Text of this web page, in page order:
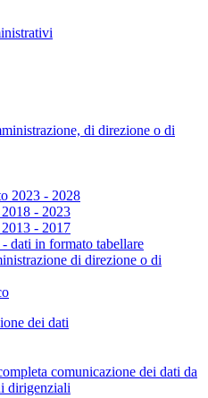
di direzione o di
2023 - 2028
- 2023
- 2017
dati in formato tabellare
di direzione o di
dei dati
comunicazione dei dati da
dirigenziali